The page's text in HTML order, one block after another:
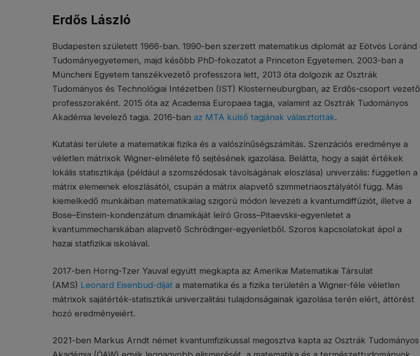
Erdős László
Budapesten született 1966-ban. 1990-ben szerzett matematikus diplomát az Eötvös Loránd
Tudományegyetemen, majd később PhD-fokozatot a Princeton Egyetemen. 2003-ban a
Müncheni Egyetem tanszékvezető professzora lett, 2013 óta dolgozik az Osztrák
Tudományos és Technológiai Intézetben (IST) Klosterneuburgban, az Erdős-csoport vezető
professzoraként. 2015 óta az Academia Europaea tagja, valamint az Osztrák Tudományos
Akadémia levelező tagja. 2016-ban az MTA külső tagjának választották.
Kutatási területe a matematikai fizika és a valószínűségszámítás. Szenzációs eredménye a
véletlen mátrixok Wigner-elmélete fő sejtésének igazolása. Belátta, hogy a saját értékek
lokális statisztikája (például a szomszédosak távolságának eloszlása) univerzális: független a
mátrix elemeinek eloszlásától, csupán a mátrix alapvető szimmetriaosztályától függ. Más
kiemelkedő munkáiban matematikailag szigorú módon levezeti a kvantumdiffúziót, illetve a
Bose–Einstein-kondenzátum dinamikáját leíró Gross–Pitaevskii-egyenletet a
kvantummechanikában alapvető Schrödinger-egyenletből. Szoros kapcsolatokat ápol a
hazai statfizikai iskolával.
2017-ben Horng-Tzer Yauval együtt megkapta az Amerikai Matematikai Társulat
(AMS) Leonard Eisenbud-díját a matematika és a fizika területén a Wigner-féle véletlen
mátrixok sajátérték-statisztikái univerzalitási tulajdonságainak igazolása terén elért, áttörést
hozó eredményeiért.
2021-ben Markus Arndt német kvantumfizikussal megosztva kapta az Osztrák Tudományos